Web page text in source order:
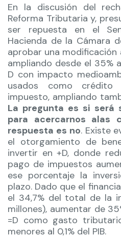
En la discusión del
Reforma Tributaria y,
ser repuesta en el
Hacienda de la Cámara
aprobar una modificación
ampliando desde el 35%
D con impacto
usados como
impuesto, ampliando
La pregunta es si será
para acercarnos alas
respuesta es no. Existe
el otorgamiento de
invertir en +D, donde
pago de impuestos
ese porcentaje la
plazo. Dado que el
el 34,7% del total de la
millones), aumentar de
=D como gasto
menores al 0,1% del PIB.